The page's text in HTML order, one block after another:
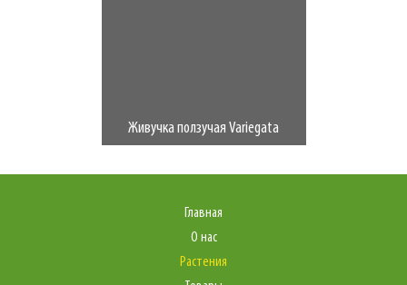
Живучка ползучая Variegata
Главная
О нас
Растения